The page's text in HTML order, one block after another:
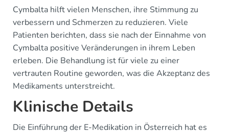
Cymbalta hilft vielen Menschen, ihre Stimmung zu
verbessern und Schmerzen zu reduzieren. Viele
Patienten berichten, dass sie nach der Einnahme von
Cymbalta positive Veränderungen in ihrem Leben
erleben. Die Behandlung ist für viele zu einer
vertrauten Routine geworden, was die Akzeptanz des
Medikaments unterstreicht.
Klinische Details
Die Einführung der E-Medikation in Österreich hat es